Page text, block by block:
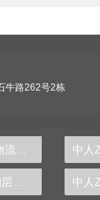
牛路262号2栋